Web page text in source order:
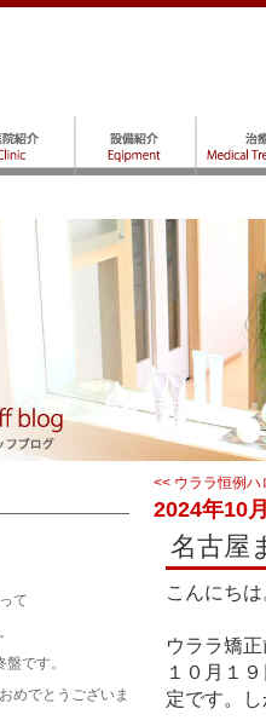
て
です。
めでとうございま
<< ウララ恒例ハ
2024年10
名古屋
こんにち
ウララ矯
１０月１
定です。